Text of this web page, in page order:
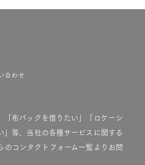
合わせ
「布バックを借りたい」「ロケーシ
」等、当社の各種サービスに関する
コンタクトフォーム一覧よりお問